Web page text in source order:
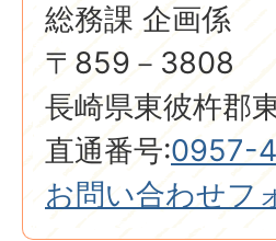
総務課 企画係
〒859－3808
長崎県東彼杵郡
直通番号:0957-
お問い合わせフ